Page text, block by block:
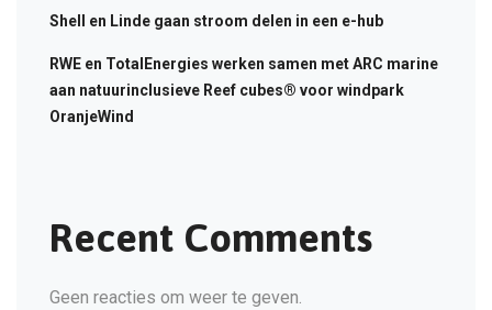
Shell en Linde gaan stroom delen in een e-hub
RWE en TotalEnergies werken samen met ARC marine
aan natuurinclusieve Reef cubes® voor windpark
OranjeWind
Recent Comments
Geen reacties om weer te geven.